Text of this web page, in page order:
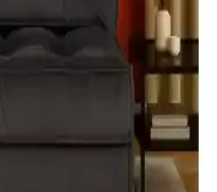
Miracolo Home ve
ve büyük boy örtüyü detaylı
Uzanma Koltuğu